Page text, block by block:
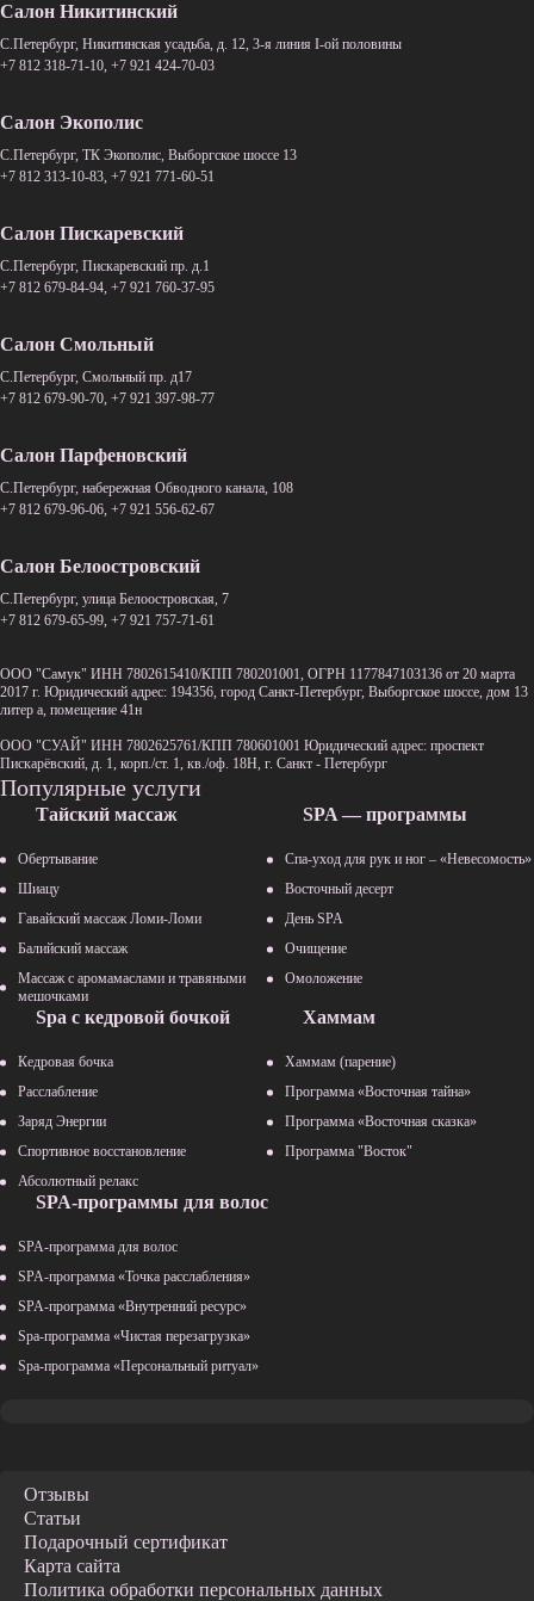
Салон Никитинский
C.Петербург, Никитинская усадьба, д. 12, 3-я линия I-ой половины
+7 812 318-71-10, +7 921 424-70-03
Салон Экополис
C.Петербург, ТК Экополис, Выборгское шоссе 13
+7 812 313-10-83, +7 921 771-60-51
Салон Пискаревский
C.Петербург, Пискаревский пр. д.1
+7 812 679-84-94, +7 921 760-37-95
Салон Смольный
C.Петербург, Смольный пр. д17
+7 812 679-90-70, +7 921 397-98-77
Салон Парфеновский
C.Петербург, набережная Обводного канала, 108
+7 812 679-96-06, +7 921 556-62-67
Салон Белоостровский
C.Петербург, улица Белоостровская, 7
+7 812 679-65-99, +7 921 757-71-61
ООО "Самук" ИНН 7802615410/КПП 780201001, ОГРН 1177847103136 от 20 марта
2017 г. Юридический адрес: 194356, город Санкт-Петербург, Выборгское шоссе, дом 13
литер а, помещение 41н
ООО "СУАЙ" ИНН 7802625761/КПП 780601001 Юридический адрес: проспект
Пискарёвский, д. 1, корп./ст. 1, кв./оф. 18Н, г. Санкт - Петербург
Популярные услуги
Тайский массаж
Обертывание
Шиацу
Гавайский массаж Ломи-Ломи
Балийский массаж
Массаж с аромамаслами и травяными
мешочками
SPA — программы
Спа-уход для рук и ног – «Невесомость»
Восточный десерт
День SPA
Очищение
Омоложение
Spa с кедровой бочкой
Кедровая бочка
Расслабление
Заряд Энергии
Спортивное восстановление
Абсолютный релакс
Хаммам
Хаммам (парение)
Программа «Восточная тайна»
Программа «Восточная сказка»
Программа "Восток"
SPA-программы для волос
SPA-программа для волос
SPA-программа «Точка расслабления»
SPA-программа «Внутренний ресурс»
Spa-программа «Чистая перезагрузка»
Spa-программа «Персональный ритуал»
Отзывы
Статьи
Подарочный сертификат
Карта сайта
Политика обработки персональных данных